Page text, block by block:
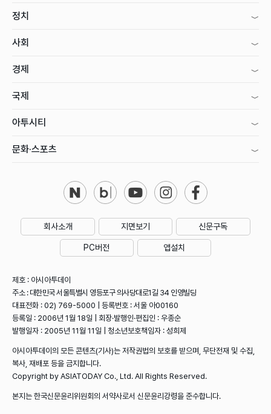
정치
사회
경제
국제
아투시티
문화·스포츠
회사소개 지면보기 신문구독
PC버전 앱설치
제호 : 아시아투데이
주소 : 대한민국 서울특별시 영등포구 의사당대로1길 34 인영빌딩
대표전화 : 02) 769-5000 | 등록번호 : 서울 아00160
등록일 : 2006년 1월 18일 | 회장·발행인·편집인 : 우종순
발행일자 : 2005년 11월 11일 | 청소년보호책임자 : 성희제
아시아투데이의 모든 콘텐츠(기사)는 저작권법의 보호를 받으며, 무단전재 및 수집,
복사, 재배포 등을 금지합니다.
Copyright by ASIATODAY Co., Ltd. All Rights Reserved.
본지는 한국신문윤리위원회의 서약사로서 신문윤리강령을 준수합니다.